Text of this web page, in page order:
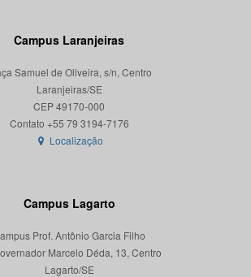
Campus Laranjeiras
Samuel de Oliveira, s/n, Centro
Laranjeiras/SE
CEP 49170-000
Localização
Campus Lagarto
Prof. Antônio Garcia Filho
Marcelo Déda, 13, Centro
Lagarto/SE